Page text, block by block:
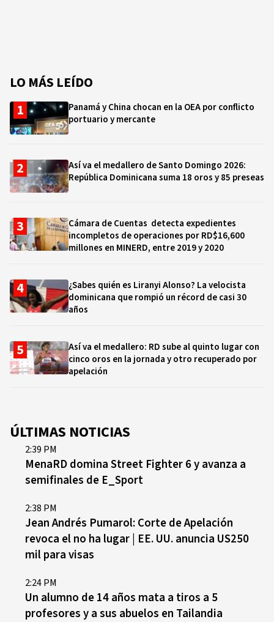
LO MÁS LEÍDO
Panamá y China chocan en la OEA por conflicto
portuario y mercante
Así va el medallero de Santo Domingo 2026:
República Dominicana suma 18 oros y 85 preseas
Cámara de Cuentas detecta expedientes
incompletos de operaciones por RD$16,600
millones en MINERD, entre 2019 y 2020
¿Sabes quién es Liranyi Alonso? La velocista
dominicana que rompió un récord de casi 30
años
Así va el medallero: RD sube al quinto lugar con
cinco oros en la jornada y otro recuperado por
apelación
ÚLTIMAS NOTICIAS
2:39 PM
MenaRD domina Street Fighter 6 y avanza a
semifinales de E_Sport
2:38 PM
Jean Andrés Pumarol: Corte de Apelación
revoca el no ha lugar | EE. UU. anuncia US250
mil para visas
2:24 PM
Un alumno de 14 años mata a tiros a 5
profesores y a sus abuelos en Tailandia